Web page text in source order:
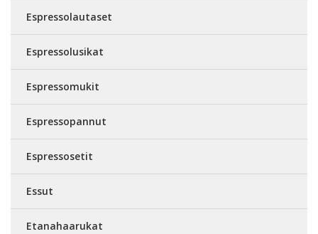
Espressolautaset
Espressolusikat
Espressomukit
Espressopannut
Espressosetit
Essut
Etanahaarukat